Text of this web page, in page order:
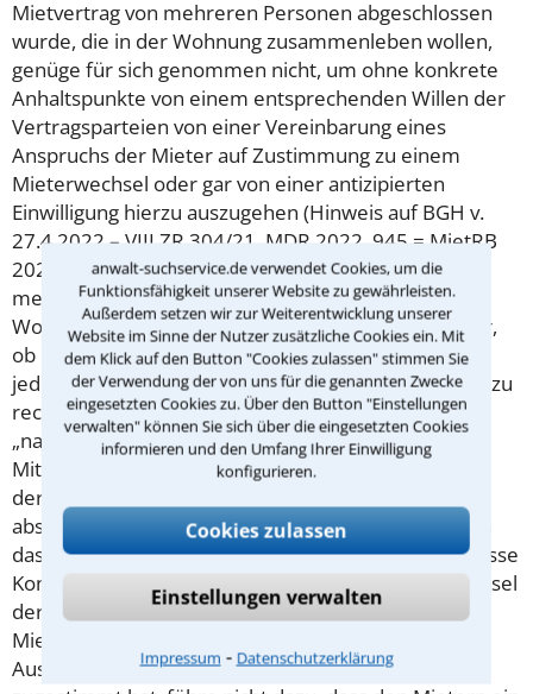
anwalt-suchservice.de verwendet Cookies, um die
Funktionsfähigkeit unserer Website zu gewährleisten.
Außerdem setzen wir zur Weiterentwicklung unserer
Website im Sinne der Nutzer zusätzliche Cookies ein. Mit
dem Klick auf den Button "Cookies zulassen" stimmen Sie
der Verwendung der von uns für die genannten Zwecke
eingesetzten Cookies zu. Über den Button "Einstellungen
verwalten" können Sie sich über die eingesetzten Cookies
informieren und den Umfang Ihrer Einwilligung
konfigurieren.
Cookies zulassen
Einstellungen verwalten
Impressum ⁃ Datenschutzerklärung
Mietvertrag von mehreren Personen abgeschlossen
wurde, die in der Wohnung zusammenleben wollen,
genüge für sich genommen nicht, um ohne konkrete
Anhaltspunkte von einem entsprechenden Willen der
Vertragsparteien von einer Vereinbarung eines
Anspruchs der Mieter auf Zustimmung zu einem
Mieterwechsel oder gar von einer antizipierten
Einwilligung hierzu auszugehen (Hinweis auf BGH v.
27.4.2022 – VIII ZR 304/21, MDR 2022, 945 = MietRB
2022, 194 [Münch]). Allein das Zusammenwohnen
mehrerer Personen und die Bezeichnung der
Wohngemeinschaft besagen deshalb nichts darüber,
ob nach dem Willen der Mieter die Mitbewohner
jederzeit austauschbar sein sollen und hiermit auch zu
rechnen sei. Eine Wohngemeinschaft sei auch nicht
„naturgemäß“ durch häufige Ab- und Zugänge ihrer
Mitglieder geprägt. Erst recht müsse ein Vermieter,
der einen Mietvertrag mit mehreren Mietern
abschließt, nicht ohne weiteres damit rechnen, dass
das Zusammenleben der Mieter nicht auf eine gewisse
Konstanz und Dauer sowie auf einen häufigen Wechsel
der Bewohner angelegt ist. Auch der Hinweis der
Mieter, dass die Vermieterin bereits dreimal einem
Austausch von Mietern in Form von Nachträgen